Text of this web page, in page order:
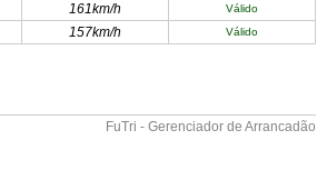
161km/h Válido
157km/h Válido
FuTri - Gerenciador de Arrancadão